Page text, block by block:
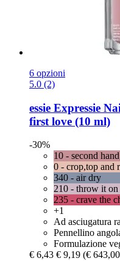
6 opzioni
5.0 (2)
essie Expressie
first love (10 ml)
-30%
10 - second
0 - crop,top and
340 - air dry
210 - throw it on
235 - crave the
+1
Ad asciugatura
Pennellino
Formulazione
€ 6,43 € 9,19 (€